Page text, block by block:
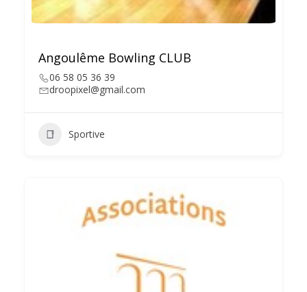
Angoulême Bowling CLUB
06 58 05 36 39
droopixel@gmail.com
Sportive